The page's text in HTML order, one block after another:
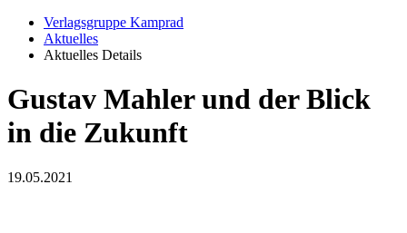
Verlagsgruppe Kamprad
Aktuelles
Aktuelles Details
Gustav Mahler und der Blick
in die Zukunft
19.05.2021